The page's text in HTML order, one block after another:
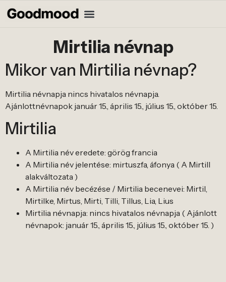
Mirtilia névnap
Mikor van Mirtilia névnap?
Mirtilia névnapja nincs hivatalos névnapja.
Ajánlottnévnapok január 15., április 15., július 15., október 15.
Mirtilia
A Mirtilia név eredete: görög francia
A Mirtilia név jelentése: mirtuszfa, áfonya ( A Mirtill
alakváltozata )
A Mirtilia név becézése / Mirtilia becenevei: Mirtil,
Mirtilke, Mirtus, Mirti, Tilli, Tillus, Lia, Lius
Mirtilia névnapja: nincs hivatalos névnapja ( Ajánlott
névnapok: január 15., április 15., július 15., október 15. )